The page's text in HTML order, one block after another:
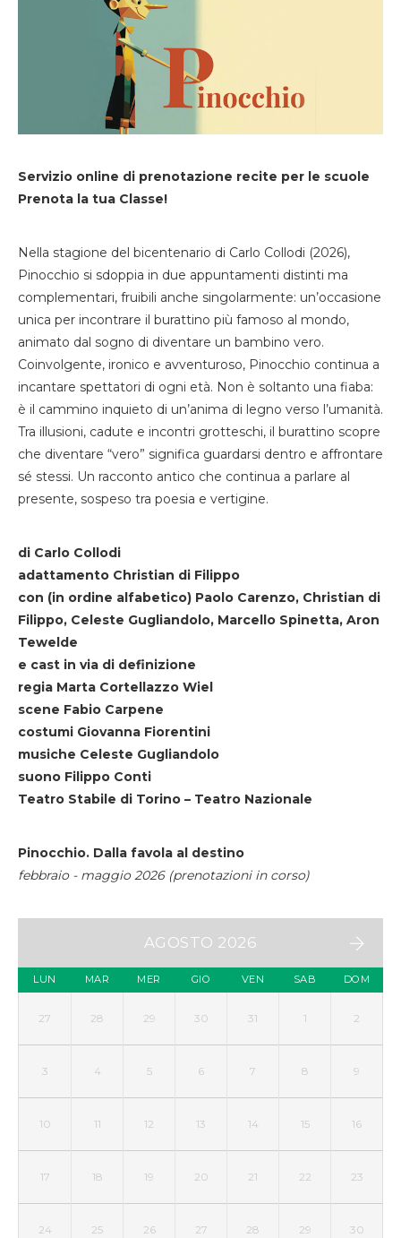
Servizio online di prenotazione recite per le scuole
Prenota la tua Classe!
Nella stagione del bicentenario di Carlo Collodi (2026),
Pinocchio si sdoppia in due appuntamenti distinti ma
complementari, fruibili anche singolarmente: un’occasione
unica per incontrare il burattino più famoso al mondo,
animato dal sogno di diventare un bambino vero.
Coinvolgente, ironico e avventuroso, Pinocchio continua a
incantare spettatori di ogni età. Non è soltanto una fiaba:
è il cammino inquieto di un’anima di legno verso l’umanità.
Tra illusioni, cadute e incontri grotteschi, il burattino scopre
che diventare “vero” significa guardarsi dentro e affrontare
sé stessi. Un racconto antico che continua a parlare al
presente, sospeso tra poesia e vertigine.
di Carlo Collodi
adattamento Christian di Filippo
con (in ordine alfabetico) Paolo Carenzo, Christian di
Filippo, Celeste Gugliandolo, Marcello Spinetta, Aron
Tewelde
e cast in via di definizione
regia Marta Cortellazzo Wiel
scene Fabio Carpene
costumi Giovanna Fiorentini
musiche Celeste Gugliandolo
suono Filippo Conti
Teatro Stabile di Torino – Teatro Nazionale
Pinocchio. Dalla favola al destino
febbraio - maggio 2026 (prenotazioni in corso)
AGOSTO 2026
LUN MAR MER GIO VEN SAB DOM
27 28 29 30 31 1 2
3 4 5 6 7 8 9
10 11 12 13 14 15 16
17 18 19 20 21 22 23
24 25 26 27 28 29 30